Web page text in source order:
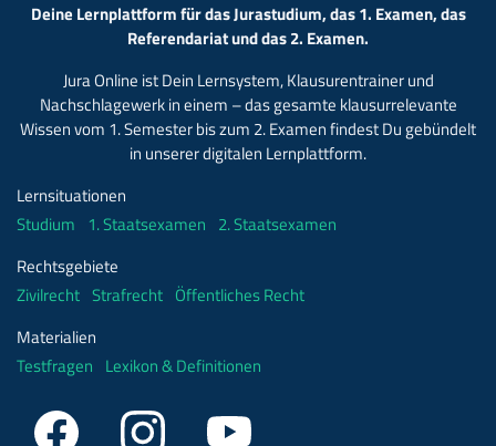
Deine Lernplattform für das Jurastudium, das 1. Examen, das
Referendariat und das 2. Examen.
Jura Online ist Dein Lernsystem, Klausurentrainer und
Nachschlagewerk in einem – das gesamte klausurrelevante
Wissen vom 1. Semester bis zum 2. Examen findest Du gebündelt
in unserer digitalen Lernplattform.
Lernsituationen
Studium 1. Staatsexamen 2. Staatsexamen
Rechtsgebiete
Zivilrecht Strafrecht Öffentliches Recht
Materialien
Testfragen Lexikon & Definitionen